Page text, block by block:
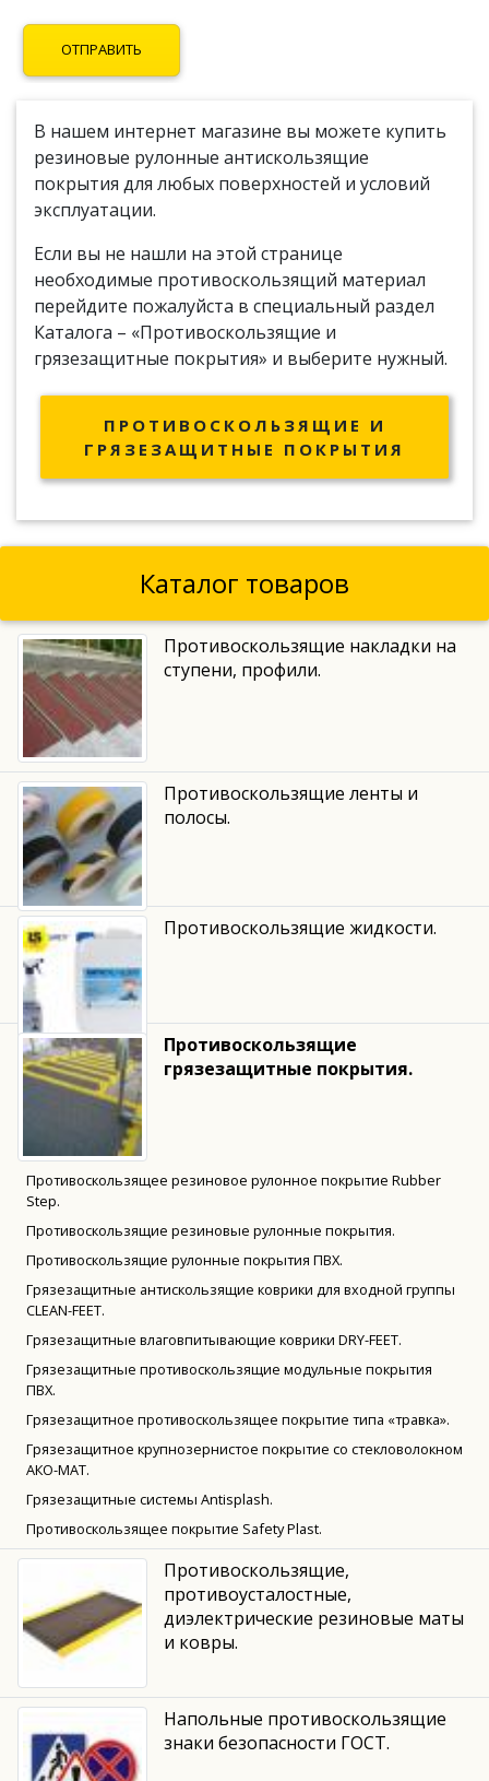
В нашем интернет магазине вы можете купить
резиновые рулонные антискользящие
покрытия для любых поверхностей и условий
эксплуатации.
Если вы не нашли на этой странице
необходимые противоскользящий материал
перейдите пожалуйста в специальный раздел
Каталога – «Противоскользящие и
грязезащитные покрытия» и выберите нужный.
ПРОТИВОСКОЛЬЗЯЩИЕ И
ГРЯЗЕЗАЩИТНЫЕ ПОКРЫТИЯ
Каталог товаров
Противоскользящие накладки на
ступени, профили.
Противоскользящие ленты и
полосы.
Противоскользящие жидкости.
Противоскользящие
грязезащитные покрытия.
Противоскользящее резиновое рулонное покрытие Rubber
Step.
Противоскользящие резиновые рулонные покрытия.
Противоскользящие рулонные покрытия ПВХ.
Грязезащитные антискользящие коврики для входной группы
CLEAN-FEET.
Грязезащитные влаговпитывающие коврики DRY-FEET.
Грязезащитные противоскользящие модульные покрытия
ПВХ.
Грязезащитное противоскользящее покрытие типа «травка».
Грязезащитное крупнозернистое покрытие со стекловолокном
АКО-МАТ.
Грязезащитные системы Antisplash.
Противоскользящее покрытие Safety Plast.
Противоскользящие,
противоусталостные,
диэлектрические резиновые маты
и ковры.
Напольные противоскользящие
знаки безопасности ГОСТ.